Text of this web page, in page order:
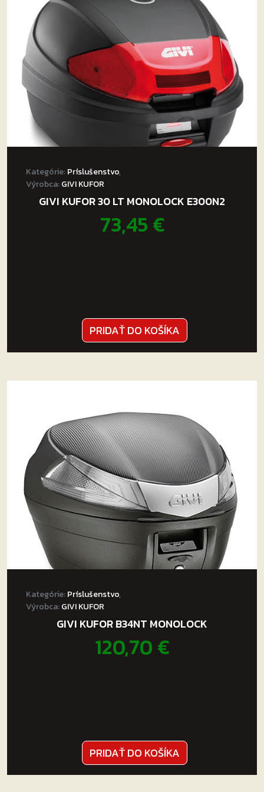
môžete
vybrať
stránke
produktu.
Kategórie:Príslušenstvo,
Výrobca:GIVI KUFOR
GIVI KUFOR 30 LT MONOLOCK E300N2
73,45€
PRIDAŤ DO KOŠÍKA
Kategórie:Príslušenstvo,
Výrobca:GIVI KUFOR
GIVI KUFOR B34NT MONOLOCK
120,70€
PRIDAŤ DO KOŠÍKA